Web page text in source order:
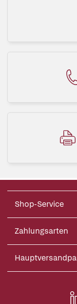
Shop-Service
Zahlungsarten